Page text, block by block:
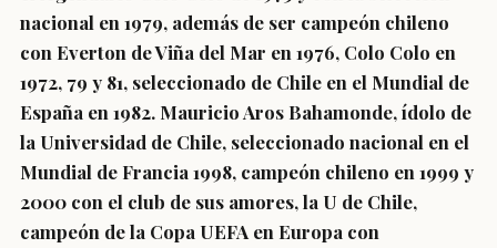
nacional en 1979, además de ser campeón chileno
con Everton de Viña del Mar en 1976, Colo Colo en
1972, 79 y 81, seleccionado de Chile en el Mundial de
España en 1982. Mauricio Aros Bahamonde, ídolo de
la Universidad de Chile, seleccionado nacional en el
Mundial de Francia 1998, campeón chileno en 1999 y
2000 con el club de sus amores, la U de Chile,
campeón de la Copa UEFA en Europa con